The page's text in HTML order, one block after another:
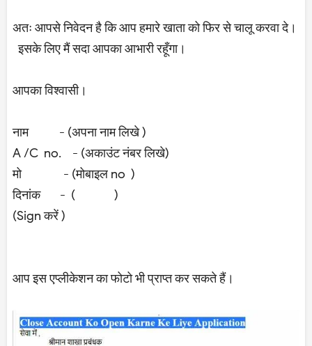
अतः आपसे निवेदन है कि आप हमारे खाता को फिर से चालू करवा दे।
इसके लिए मैं सदा आपका आभारी रहूँगा।
आपका विश्वासी।
नाम - (अपना नाम लिखे )
A /C no. - (अकाउंट नंबर लिखे)
मो - (मोबाइल no )
दिनांक - ( )
(Sign करें )
आप इस एप्लीकेशन का फोटो भी प्राप्त कर सकते हैं।